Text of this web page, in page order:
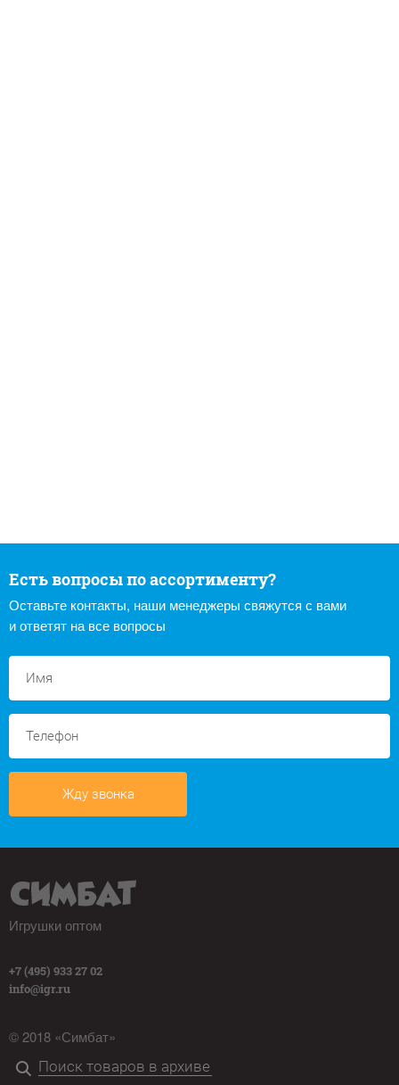
Есть вопросы по ассортименту?
Оставьте контакты, наши менеджеры свяжутся с вами
и ответят на все вопросы
Жду звонка
Игрушки оптом
+7 (495) 933 27 02
info@igr.ru
© 2018 «Симбат»